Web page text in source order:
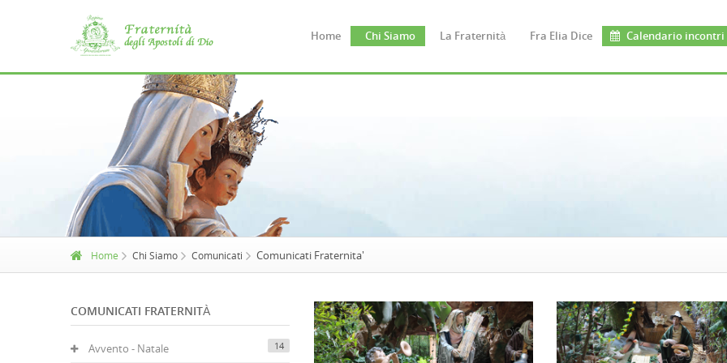
Home Chi Siamo La Fraternità Fra Elia Dice Calendario incontri
Home Chi Siamo Comunicati Comunicati Fraternita'
COMUNICATI FRATERNITÀ
Avvento - Natale 14